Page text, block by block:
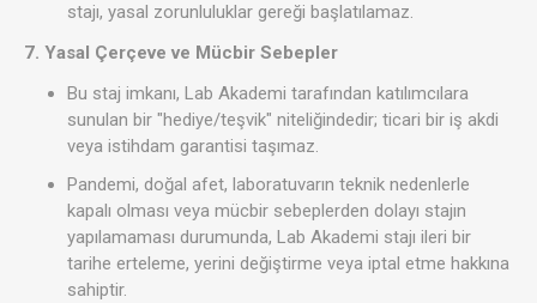
stajı, yasal zorunluluklar gereği başlatılamaz.
7. Yasal Çerçeve ve Mücbir Sebepler
Bu staj imkanı, Lab Akademi tarafından katılımcılara
sunulan bir "hediye/teşvik" niteliğindedir; ticari bir iş akdi
veya istihdam garantisi taşımaz.
Pandemi, doğal afet, laboratuvarın teknik nedenlerle
kapalı olması veya mücbir sebeplerden dolayı stajın
yapılamaması durumunda, Lab Akademi stajı ileri bir
tarihe erteleme, yerini değiştirme veya iptal etme hakkına
sahiptir.